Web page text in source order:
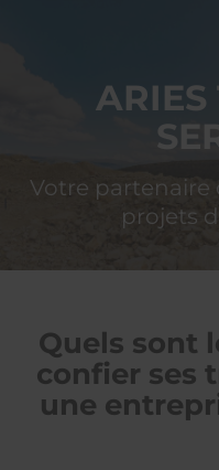
ARIES
Votre partenaire
projets
Quels sont
confier ses
une